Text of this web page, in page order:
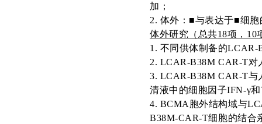
加 ；
2. 体外： ■与表达于■细胞
体外研究（总共18项， 10
1 . 不同供体制备的
2. LCAR-B38M CAR-T对
3. LCAR-B38M CAR-T与
清液中的细胞因子IFN-γ
4. BCMA胞外结构域与
B38M-CAR-T细胞的结合